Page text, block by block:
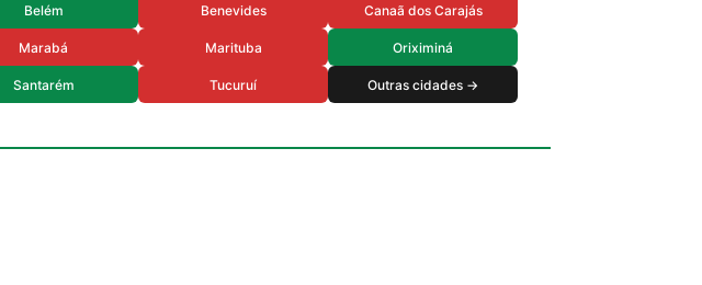
Belém Benevides Canaã dos Carajás
Marabá Marituba Oriximiná
Santarém Tucuruí Outras cidades →